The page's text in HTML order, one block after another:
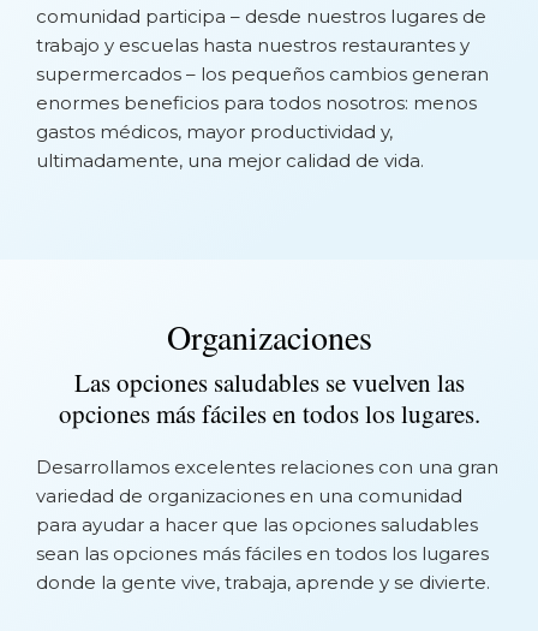
comunidad participa – desde nuestros lugares de
trabajo y escuelas hasta nuestros restaurantes y
supermercados – los pequeños cambios generan
enormes beneficios para todos nosotros: menos
gastos médicos, mayor productividad y,
ultimadamente, una mejor calidad de vida.
Organizaciones
Las opciones saludables se vuelven las
opciones más fáciles en todos los lugares.
Desarrollamos excelentes relaciones con una gran
variedad de organizaciones en una comunidad
para ayudar a hacer que las opciones saludables
sean las opciones más fáciles en todos los lugares
donde la gente vive, trabaja, aprende y se divierte.